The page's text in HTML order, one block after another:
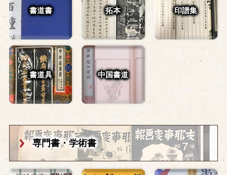
書道書 拓本 印譜集
書道具 中国書道
専門書・学術書